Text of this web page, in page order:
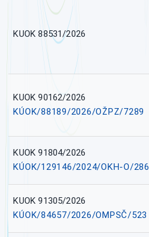
KUOK 88531/2026
KUOK 90162/2026
KÚOK/88189/2026/OŽPZ/7289
KUOK 91804/2026
KÚOK/129146/2024/OKH-O/286
KUOK 91305/2026
KÚOK/84657/2026/OMPSČ/523